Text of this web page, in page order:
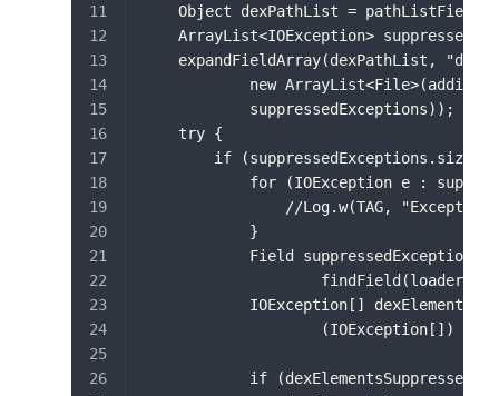
Object dexPathList =
ArrayList<IOException>
expandFieldArray(dexPathList,
new
            suppressedExceptions));
    try {
if (suppressedExceptions.size()
for (IOException e :
//Log.w(TAG, "Exception
            }
Field
findField(loader,
IOException[]
(IOException[])
if